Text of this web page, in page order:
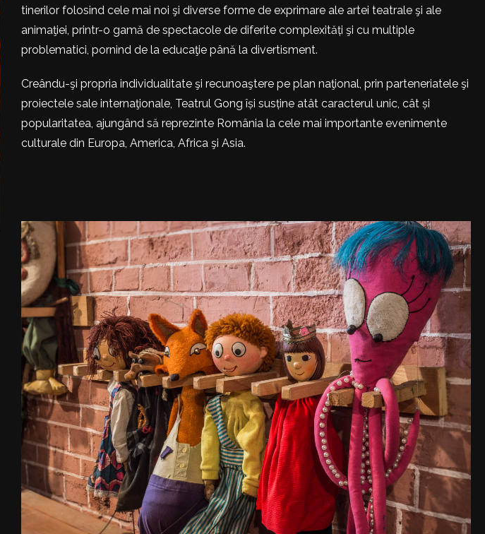
tinerilor folosind cele mai noi şi diverse forme de exprimare ale artei teatrale şi ale
animaţiei, printr-o gamă de spectacole de diferite complexități şi cu multiple
problematici, pornind de la educaţie până la divertisment.
Creându-şi propria individualitate şi recunoaştere pe plan naţional, prin parteneriatele şi
proiectele sale internaţionale, Teatrul Gong își susține atât caracterul unic, cât și
popularitatea, ajungând să reprezinte România la cele mai importante evenimente
culturale din Europa, America, Africa şi Asia.